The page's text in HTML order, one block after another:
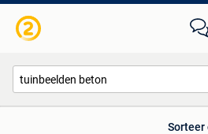
Sorteer